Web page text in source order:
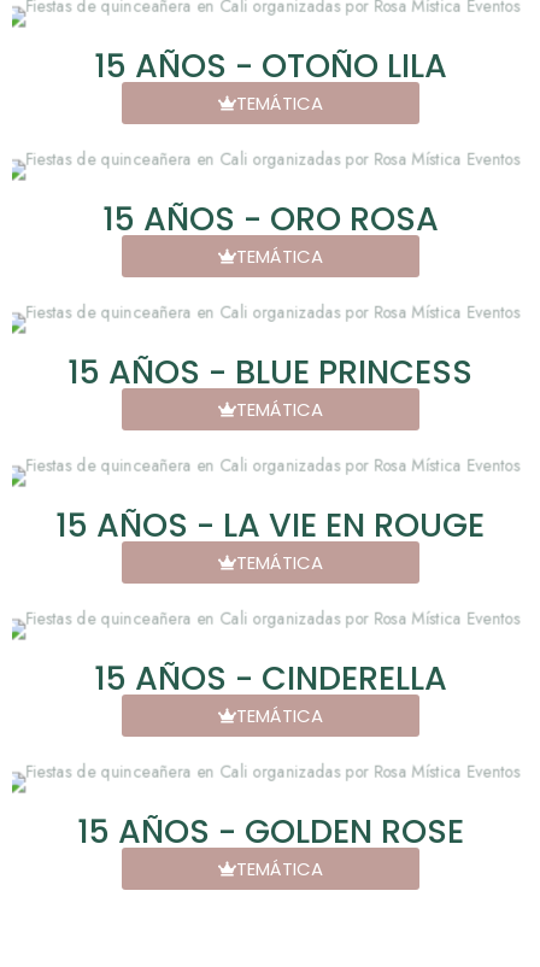
15 AÑOS - OTOÑO LILA
TEMÁTICA
15 AÑOS - ORO ROSA
TEMÁTICA
15 AÑOS - BLUE PRINCESS
TEMÁTICA
15 AÑOS - LA VIE EN ROUGE
TEMÁTICA
15 AÑOS - CINDERELLA
TEMÁTICA
15 AÑOS - GOLDEN ROSE
TEMÁTICA